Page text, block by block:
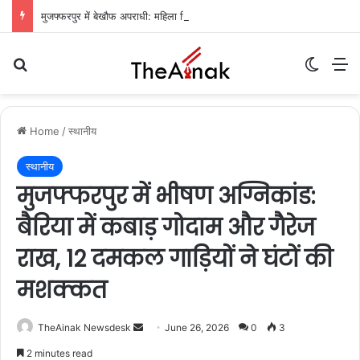
Home /स्थानीय
स्थानीय
मुजफ्फरपुर में भीषण अग्निकांड:
बैरिया में कबाड़ गोदाम और गैरेज
राख, 12 दमकल गाड़ियों ने घंटों की
मशक्कत
TheAinak Newsdesk June 26, 2026 0 3
2 minutes read